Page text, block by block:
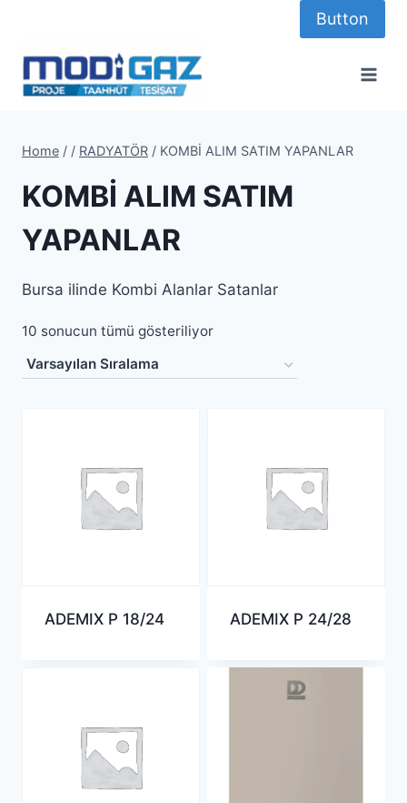
content
Button
Home / / RADYATÖR / KOMBİ ALIM SATIM YAPANLAR
KOMBİ ALIM SATIM
YAPANLAR
Bursa ilinde Kombi Alanlar Satanlar
10 sonucun tümü gösteriliyor
ADEMIX P 18/24 ADEMIX P 24/28